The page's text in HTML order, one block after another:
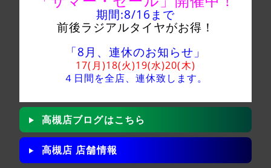
期間:8/16 まで
前後ラジアルタイヤがお得！
「8月、連休のお知らせ」
17(月)18(火)19(水)20(木)
４日間を全店、 連休致します。
高槻店ブログはこちら
高槻店 店舗情報